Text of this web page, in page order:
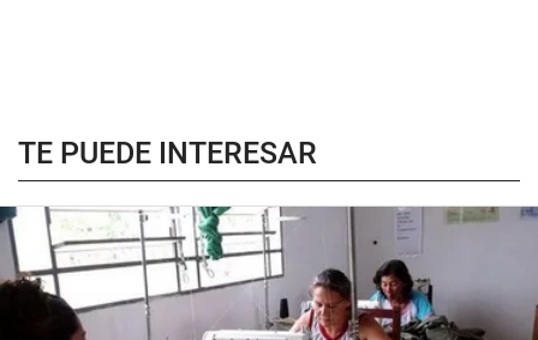
TE PUEDE INTERESAR